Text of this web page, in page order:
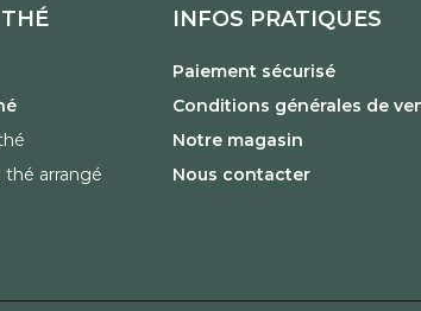
arrangé
INFOS PRATIQUES
Paiement sécurisé
Conditions générales de
Notre magasin
Nous contacter